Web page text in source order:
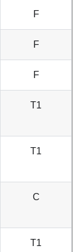
F
F
F
T1
T1
C
T1